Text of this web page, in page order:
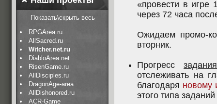
Показать\скрыть весь
RPGArea.ru
AllSacred.ru
Witcher.net.ru
DiabloArea.net
RisenGame.ru
AllDisciples.ru
DragonAge-area
AllDishonored.ru
ACR-Game
«провести в игре
через 72 часа
Ожидаем промо-
вторник.
Прогресс
отслеживать на
благодаря новому
этого типа